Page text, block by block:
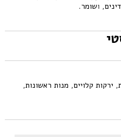
, ושומר.
, ירקות קלויים, מנות ראשונות,